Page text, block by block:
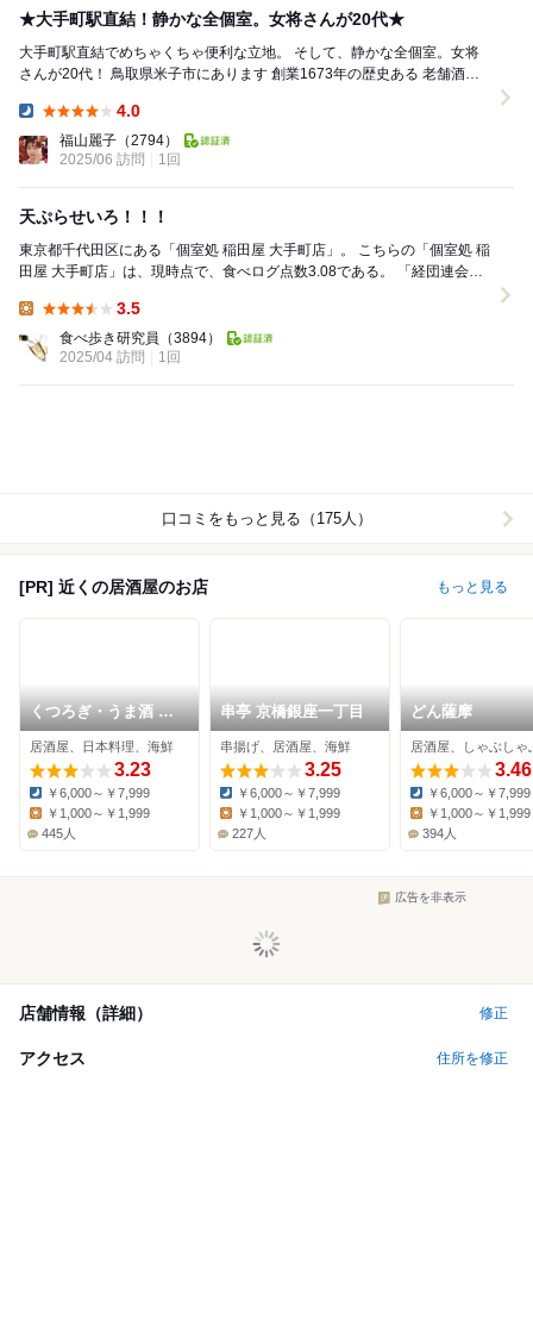
★大手町駅直結！静かな全個室。女将さんが20代★
大手町駅直結でめちゃくちゃ便利な立地。 そして、静かな全個室。女将
さんが20代！ 鳥取県米子市にあります 創業1673年の歴史ある 老舗酒蔵
4.0
福山麗子 （2794）
2025/06 訪問
1回
天ぷらせいろ！！！
東京都千代田区にある「個室処 稲田屋 大手町店」。 こちらの「個室処 稲
田屋 大手町店」は、現時点で、食べログ点数3.08である。 「経団連会
3.5
食べ歩き研究員 （3894）
2025/04 訪問
1回
口コミをもっと見る（175人）
[PR] 近くの居酒屋のお店 もっと見る
くつろぎ・うま酒 か
こいや 丸の内二丁目
店
居酒屋、日本料理、海鮮
3.23
Dinner:
￥6,000～￥7,999
￥1,000～￥1,999
445人
串亭 京橋銀座一丁目
串揚げ、居酒屋、海鮮
3.25
Dinner:
￥6,000～￥7,999
￥1,000～￥1,999
227人
どん薩摩
3.46
Dinner:
￥6,000～￥7,999
￥1,000～￥1,999
394人
広告を非表示
店舗情報（詳細） 修正
アクセス 住所を修正